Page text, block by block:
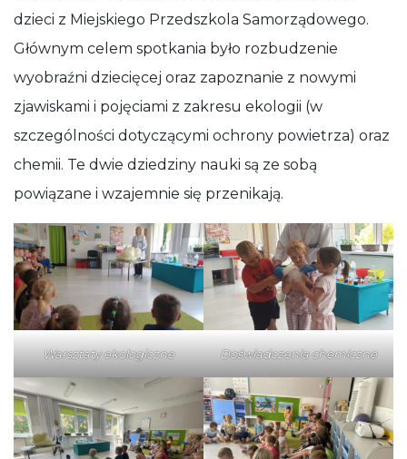
dzieci z Miejskiego Przedszkola Samorządowego.
Głównym celem spotkania było rozbudzenie
wyobraźni dziecięcej oraz zapoznanie z nowymi
zjawiskami i pojęciami z zakresu ekologii (w
szczególności dotyczącymi ochrony powietrza) oraz
chemii. Te dwie dziedziny nauki są ze sobą
powiązane i wzajemnie się przenikają.
Warsztaty ekologiczne Doświadczenia chemiczne